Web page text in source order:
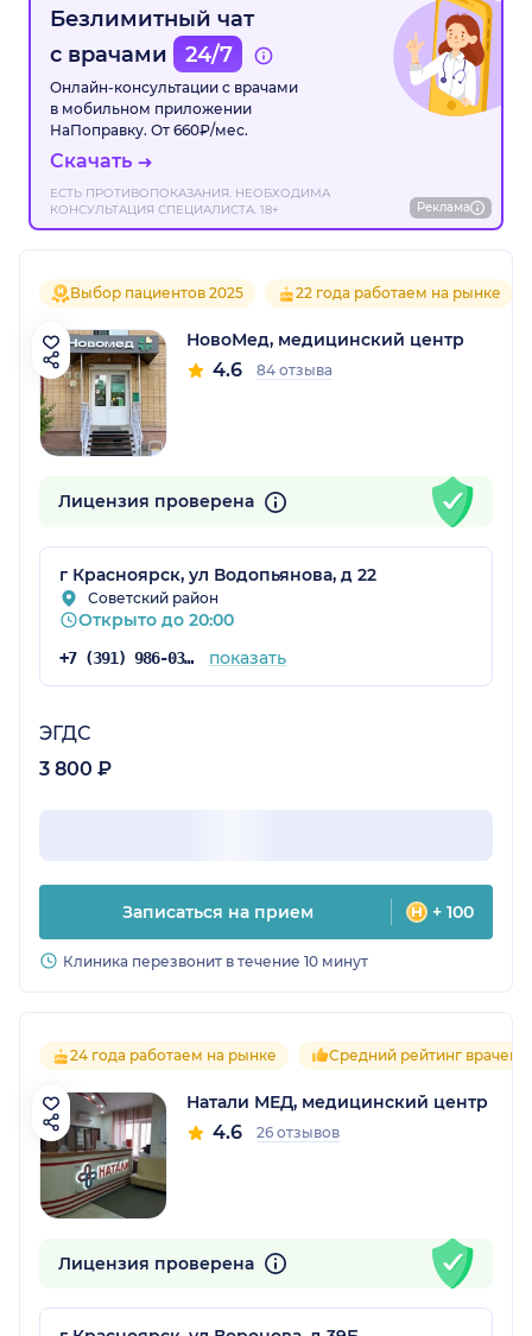
Безлимитный чат
с врачами
24/7
Онлайн-консультации с врачами
в мобильном приложении
НаПоправку. От 660₽/мес.
Скачать
ЕСТЬ ПРОТИВОПОКАЗАНИЯ. НЕОБХОДИМА
КОНСУЛЬТАЦИЯ СПЕЦИАЛИСТА. 18+
Реклама
Выбор пациентов 2025 22 года работаем на рынке
НовоМед, медицинский центр
4.6 84 отзыва
Лицензия проверена
г Красноярск, ул Водопьянова, д 22
Советский район
Открыто до 20:00
+7 (391) 986-03-09 показать
ЭГДС
3 800 ₽
Записаться на прием + 100
Клиника перезвонит в течение 10 минут
24 года работаем на рынке Средний рейтинг врачей
Натали МЕД, медицинский центр
4.6 26 отзывов
Лицензия проверена